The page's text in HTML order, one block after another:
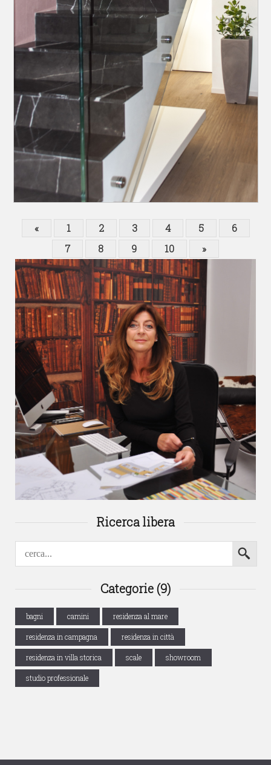
Ricerca libera
Categorie (9)
bagni camini residenza al mare
residenza in campagna residenza in città
residenza in villa storica scale showroom
studio professionale
« 1 2 3 4 5
6
7
8 9 10 »